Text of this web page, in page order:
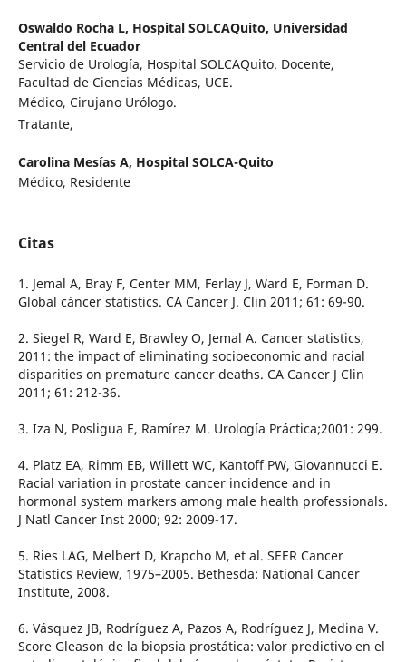
Oswaldo Rocha L, Hospital SOLCAQuito, Universidad
Central del Ecuador
Servicio de Urología, Hospital SOLCAQuito. Docente,
Facultad de Ciencias Médicas, UCE.
Médico, Cirujano Urólogo.
Tratante,
Carolina Mesías A, Hospital SOLCA-Quito
Médico, Residente
Citas
1. Jemal A, Bray F, Center MM, Ferlay J, Ward E, Forman D.
Global cáncer statistics. CA Cancer J. Clin 2011; 61: 69-90.
2. Siegel R, Ward E, Brawley O, Jemal A. Cancer statistics,
2011: the impact of eliminating socioeconomic and racial
disparities on premature cancer deaths. CA Cancer J Clin
2011; 61: 212-36.
3. Iza N, Posligua E, Ramírez M. Urología Práctica;2001: 299.
4. Platz EA, Rimm EB, Willett WC, Kantoff PW, Giovannucci E.
Racial variation in prostate cancer incidence and in
hormonal system markers among male health professionals.
J Natl Cancer Inst 2000; 92: 2009-17.
5. Ries LAG, Melbert D, Krapcho M, et al. SEER Cancer
Statistics Review, 1975–2005. Bethesda: National Cancer
Institute, 2008.
6. Vásquez JB, Rodríguez A, Pazos A, Rodríguez J, Medina V.
Score Gleason de la biopsia prostática: valor predictivo en el